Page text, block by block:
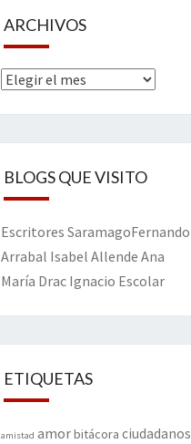
ARCHIVOS
Archivos
BLOGS QUE VISITO
Escritores SaramagoFernando
Arrabal Isabel Allende Ana
María Drac Ignacio Escolar
ETIQUETAS
amistad amorbitácora ciudadanos